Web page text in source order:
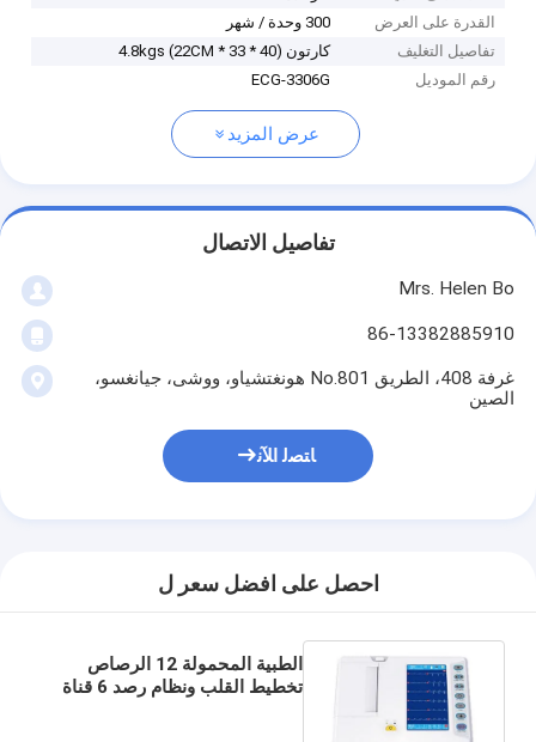
القدرة على العرض
300 وحدة / شهر
تفاصيل التغليف
كارتون (40 * 33 * 22CM) 4.8kgs
رقم الموديل
ECG-3306G
عرض المزيد
تفاصيل الاتصال
Mrs. Helen Bo
86-13382885910
غرفة 408، الطريق No.801 هونغتشياو، ووشى، جيانغسو،
الصين
ﺎﺘﺼﻟ ﺍﻶﻧ
احصل على افضل سعر ل
الطبية المحمولة 12 الرصاص
تخطيط القلب ونظام رصد 6 قناة